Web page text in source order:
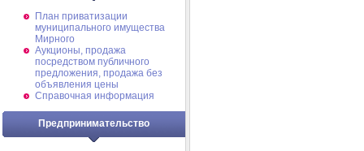
План приватизации
муниципального имущества
Мирного
Аукционы, продажа
посредством публичного
предложения, продажа без
объявления цены
Справочная информация
Предпринимательство